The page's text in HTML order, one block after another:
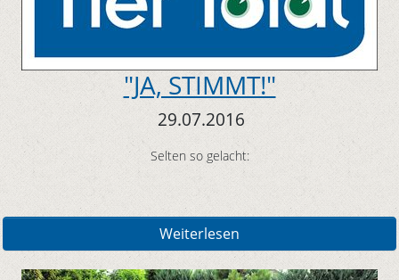
"JA, STIMMT!"
29.07.2016
Selten so gelacht:
Weiterlesen